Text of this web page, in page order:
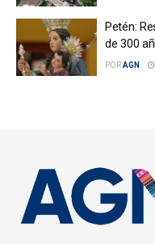
Petén:
de 300
PORAGN